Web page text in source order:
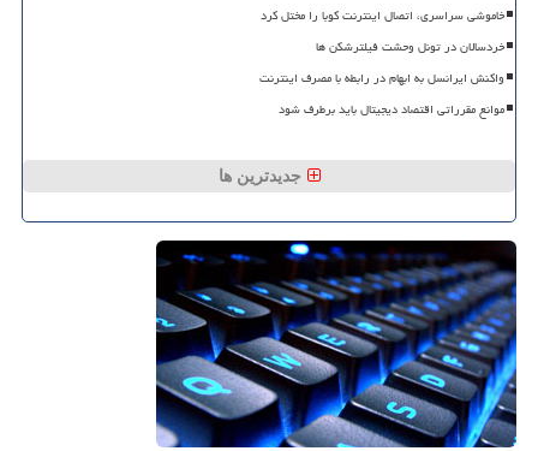
خاموشی سراسری، اتصال اینترنت کوبا را مختل کرد
خردسالان در تونل وحشت فیلترشکن ها
واکنش ایرانسل به ابهام در رابطه با مصرف اینترنت
موانع مقرراتی اقتصاد دیجیتال باید برطرف شود
جدیدترین ها